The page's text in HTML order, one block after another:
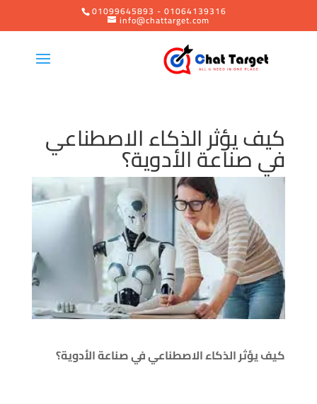
01099645893 - 01064139316
info@chattarget.com
كيف يؤثر الذكاء الاصطناعي
في صناعة الأدوية؟
كيف يؤثر الذكاء الاصطناعي في صناعة الأدوية؟